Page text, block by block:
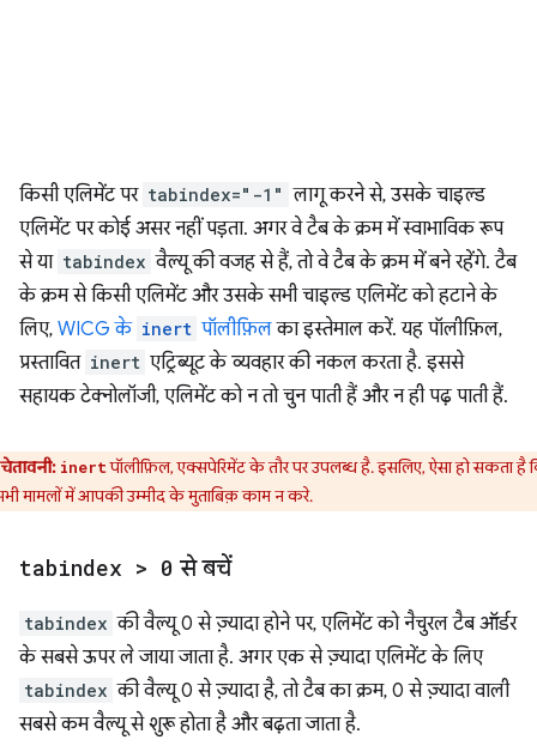
किसी एलिमेंट पर tabindex="-1" लागू करने से, उसके चाइल्ड
एलिमेंट पर कोई असर नहीं पड़ता. अगर वे टैब के क्रम में स्वाभाविक रूप
से या tabindex वैल्यू की वजह से हैं, तो वे टैब के क्रम में बने रहेंगे. टैब
के क्रम से किसी एलिमेंट और उसके सभी चाइल्ड एलिमेंट को हटाने के
लिए, WICG के inert पॉलीफ़िलका इस्तेमाल करें. यह पॉलीफ़िल,
प्रस्तावित inert एट्रिब्यूट के व्यवहार की नकल करता है. इससे
सहायक टेक्नोलॉजी, एलिमेंट को न तो चुन पाती हैं और न ही पढ़ पाती हैं.
चेतावनी: inertपॉलीफ़िल, एक्सपेरिमेंट के तौर पर उपलब्ध है. इसलिए, ऐसा हो सकता है
मामलों में आपकी उम्मीद के मुताबिक़ काम न करे.
tabindex > 0 से बचें
tabindex की वैल्यू 0 से ज़्यादा होने पर, एलिमेंट को नैचुरल टैब ऑर्डर
के सबसे ऊपर ले जाया जाता है. अगर एक से ज़्यादा एलिमेंट के लिए
tabindex की वैल्यू 0 से ज़्यादा है, तो टैब का क्रम, 0 से ज़्यादा वाली
सबसे कम वैल्यू से शुरू होता है और बढ़ता जाता है.